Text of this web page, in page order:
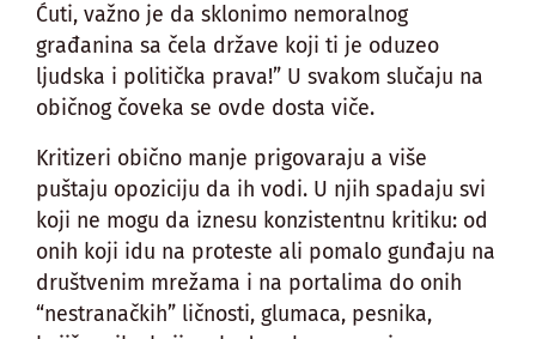
Ćuti, važno je da sklonimo nemoralnog
građanina sa čela države koji ti je oduzeo
ljudska i politička prava!” U svakom slučaju na
običnog čoveka se ovde dosta viče.
Kritizeri obično manje prigovaraju a više
puštaju opoziciju da ih vodi. U njih spadaju svi
koji ne mogu da iznesu konzistentnu kritiku: od
onih koji idu na proteste ali pomalo gunđaju na
društvenim mrežama i na portalima do onih
“nestranačkih” ličnosti, glumaca, pesnika,